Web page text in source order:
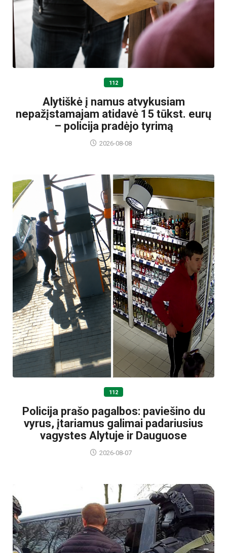
112
Alytiškė į namus atvykusiam
nepažįstamajam atidavė 15 tūkst. eurų
– policija pradėjo tyrimą
2026-08-08
112
Policija prašo pagalbos: paviešino du
vyrus, įtariamus galimai padariusius
vagystes Alytuje ir Dauguose
2026-08-07